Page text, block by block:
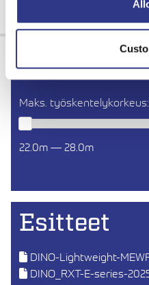
Product
Maks. työskentelykorkeus:
22.0m — 28.0m
Esitteet
DINO-Lightweight-
DINO_RXT-E-series-